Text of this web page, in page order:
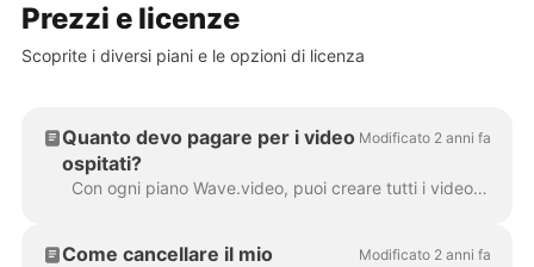
Prezzi e licenze
Scoprite i diversi piani e le opzioni di licenza
Quanto devo pagare per i video
ospitati?
Modificato 2 anni fa
Con ogni piano Wave.video, puoi creare tutti i video che vuoi. Puoi caricare e archiviare tutti i video di cui hai bisogno, direttamente sulla piattaforma. Questo...
Come cancellare il mio
Modificato 2 anni fa